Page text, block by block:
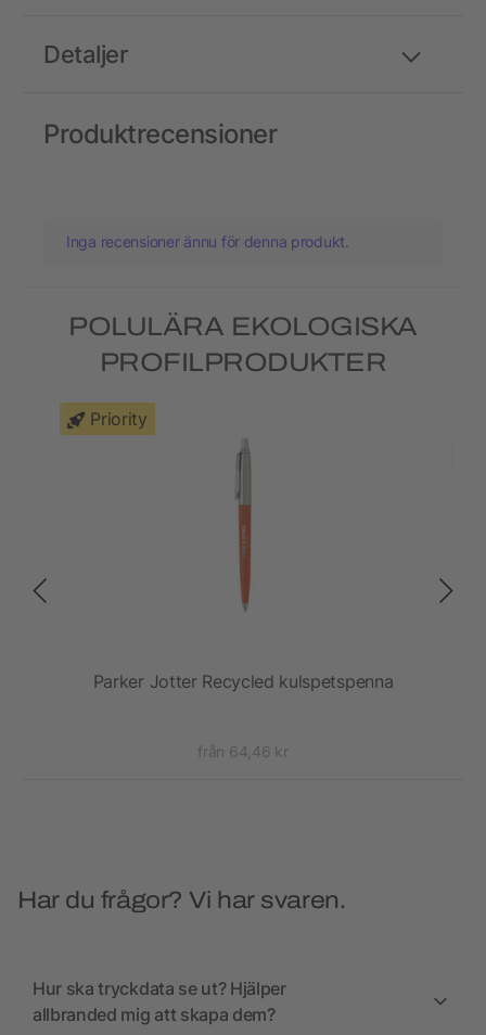
Detaljer
Produktrecensioner
Inga recensioner ännu för denna produkt.
POLULÄRA EKOLOGISKA
PROFILPRODUKTER
Priority
Parker Jotter Recycled kulspetspenna
från 64,46 kr
Har du frågor? Vi har svaren.
Hur ska tryckdata se ut? Hjälper
allbranded mig att skapa dem?